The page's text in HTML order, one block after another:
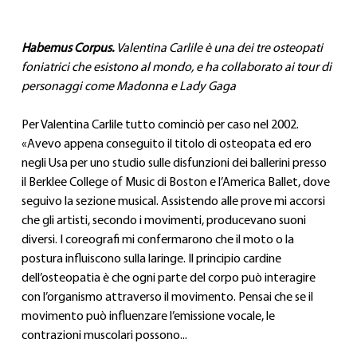
Habemus Corpus. Valentina Carlile è una dei tre osteopati
foniatrici che esistono al mondo, e ha collaborato ai tour di
personaggi come Madonna e Lady Gaga
Per Valentina Carlile tutto cominciò per caso nel 2002.
«Avevo appena conseguito il titolo di osteopata ed ero
negli Usa per uno studio sulle disfunzioni dei ballerini presso
il Berklee College of Music di Boston e l’America Ballet, dove
seguivo la sezione musical. Assistendo alle prove mi accorsi
che gli artisti, secondo i movimenti, producevano suoni
diversi. I coreografi mi confermarono che il moto o la
postura influiscono sulla laringe. Il principio cardine
dell’osteopatia è che ogni parte del corpo può interagire
con l’organismo attraverso il movimento. Pensai che se il
movimento può influenzare l’emissione vocale, le
contrazioni muscolari possono...